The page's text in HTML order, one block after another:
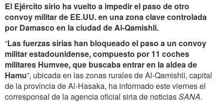
El Ejército sirio ha vuelto a impedir el paso de otro
convoy militar de EE.UU. en una zona clave controlada
por Damasco en la ciudad de Al-Qamishli.
“Las fuerzas sirias han bloqueado el paso a un convoy
militar estadounidense, compuesto por 11 coches
militares Humvee, que buscaba entrar en la aldea de
Hamu”, ubicada en las zonas rurales de Al-Qamishli, capital
de la provincia de Al-Hasaka, ha informado este viernes el
corresponsal de la agencia oficial siria de noticiasSANA.